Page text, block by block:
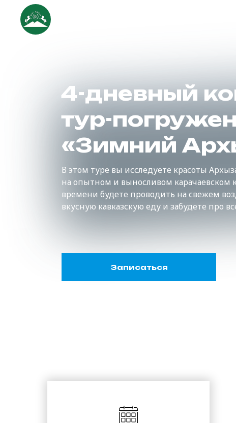
4-дневный
тур-
«Зимний
В этом туре вы исследуете красоты
на опытном и выносливом карачаевском
времени будете проводить на свежем
вкусную кавказскую еду и забудете про
Записаться